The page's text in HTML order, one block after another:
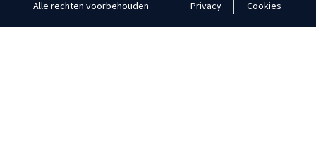
Alle rechten voorbehouden
Privacy
Cookies